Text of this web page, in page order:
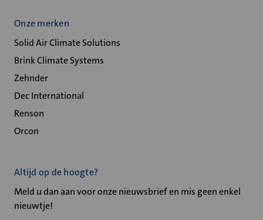
Onze merken
Solid Air Climate Solutions
Brink Climate Systems
Zehnder
Dec International
Renson
Orcon
Altijd op de hoogte?
Meld u dan aan voor onze nieuwsbrief en mis geen enkel
nieuwtje!